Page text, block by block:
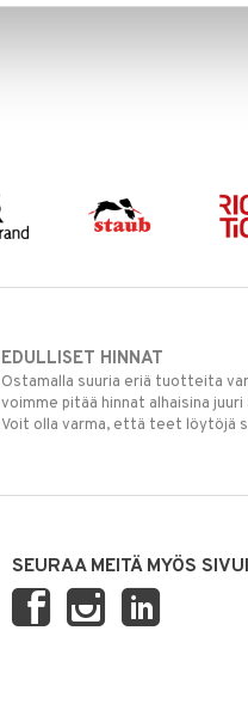
EDULLISET HINNAT
Ostamalla suuria eriä tuotteita
voimme pitää hinnat alhaisina juuri
Voit olla varma, että teet löytöjä
SEURAA MEITÄ MYÖS